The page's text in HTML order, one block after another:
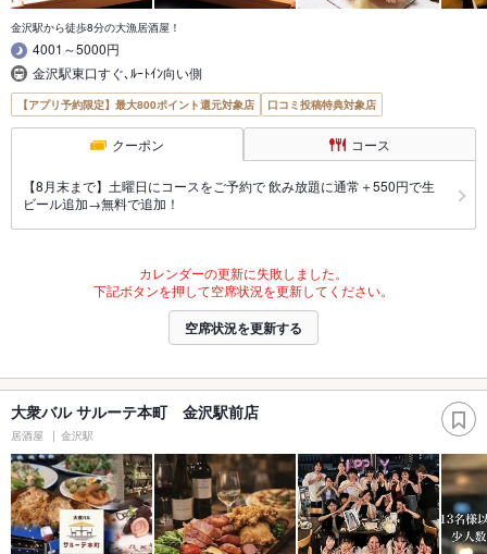
金沢駅から徒歩8分の大漁居酒屋！
4001～5000円
金沢駅東口すぐ､ﾙｰﾄｲﾝ向い側
【アプリ予約限定】最大800ポイント還元対象店 口コミ投稿特典対象店
クーポン コース
【8月末まで】土曜日にコースをご予約で 飲み放題に通常＋550円で生
ビール追加→無料で追加！
カレンダーの更新に失敗しました。
下記ボタンを押して空席状況を更新してください。
空席状況を更新する
大衆バル サルーテ本町 金沢駅前店
居酒屋 金沢駅